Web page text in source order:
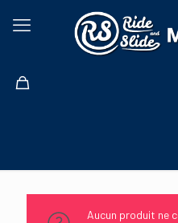
Aucun produit ne